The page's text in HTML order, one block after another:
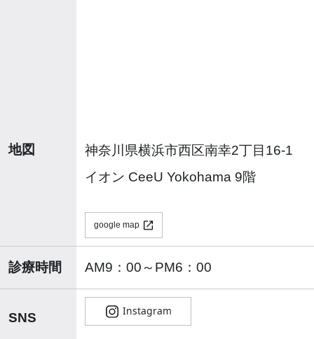
地図
神奈川県横浜市西区南幸2丁目16-1
イオン CeeU Yokohama 9階
google map
診療時間 AM9：00～PM6：00
SNS